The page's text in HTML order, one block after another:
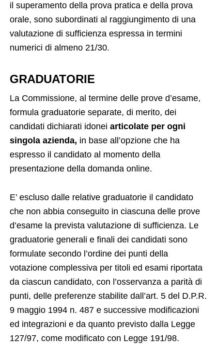
il superamento della prova pratica e della prova
orale, sono subordinati al raggiungimento di una
valutazione di sufficienza espressa in termini
numerici di almeno 21/30.
GRADUATORIE
La Commissione, al termine delle prove d’esame,
formula graduatorie separate, di merito, dei
candidati dichiarati idonei articolate per ogni
singola azienda, in base all’opzione che ha
espresso il candidato al momento della
presentazione della domanda online.
E’ escluso dalle relative graduatorie il candidato
che non abbia conseguito in ciascuna delle prove
d’esame la prevista valutazione di sufficienza. Le
graduatorie generali e finali dei candidati sono
formulate secondo l’ordine dei punti della
votazione complessiva per titoli ed esami riportata
da ciascun candidato, con l’osservanza a parità di
punti, delle preferenze stabilite dall’art. 5 del D.P.R.
9 maggio 1994 n. 487 e successive modificazioni
ed integrazioni e da quanto previsto dalla Legge
127/97, come modificato con Legge 191/98.